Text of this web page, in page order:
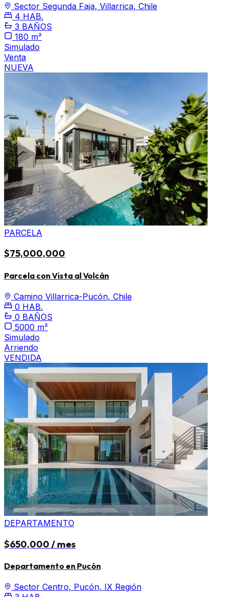
Sector Segunda Faja, Villarrica, Chile
4 HAB.
3 BAÑOS
180 m²
Simulado
Venta
NUEVA
PARCELA
$75,000,000
Parcela con Vista al Volcán
Camino Villarrica-Pucón, Chile
0 HAB.
0 BAÑOS
5000 m²
Simulado
Arriendo
VENDIDA
DEPARTAMENTO
$650,000 / mes
Departamento en Pucón
Sector Centro, Pucón, IX Región